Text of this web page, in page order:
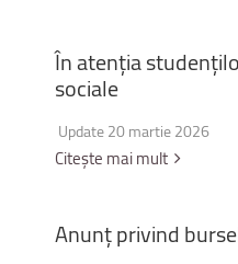
Înatenția
sociale
Update 20 martie 2026
Citește mai mult
Anunțprivind